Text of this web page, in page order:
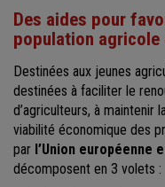
Des aides pour
population agricole
Destinées aux jeunes
destinées à faciliter le
d’agriculteurs, à maintenir
viabilité économique des
par l’Union européenne
décomposent en 3 volets :